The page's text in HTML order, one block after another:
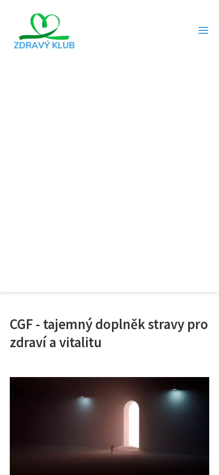
CGF - tajemný doplněk stravy pro
zdraví a vitalitu